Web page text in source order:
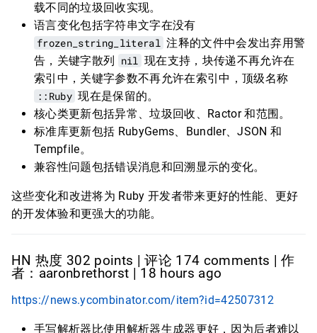
载不同的垃圾回收实现。
语言变化包括字符串文字在没有
frozen_string_literal 注释的文件中会发出弃用警
告，关键字散列
nil 现在支持，块传递不再允许在
索引中，关键字参数不再允许在索引中，顶级名称
::Ruby 现在是保留的。
核心类更新包括异常、垃圾回收、Ractor 和范围。
标准库更新包括 RubyGems、Bundler、JSON 和
Tempfile。
兼容性问题包括错误消息和回溯显示的变化。
这些变化和改进将为 Ruby 开发者带来更好的性能、更好
的开发体验和更强大的功能。
HN 热度 302 points | 评论 174 comments | 作
者：aaronbrethorst | 18 hours ago
https://news.ycombinator.com/item?id=42507312
手写解析器比使用解析器生成器更好，因为后者难以